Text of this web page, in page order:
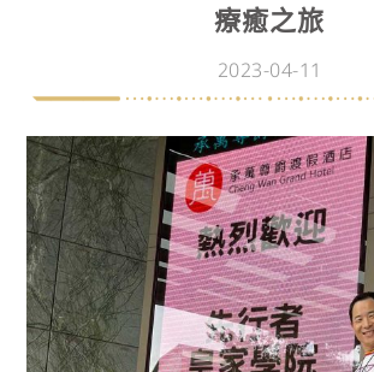
療癒之旅
2023-04-11